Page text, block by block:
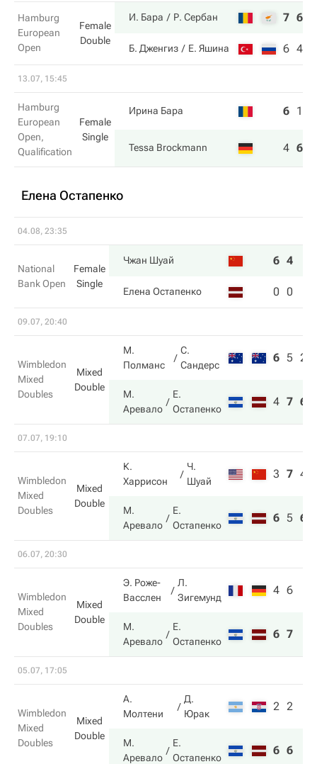
Hamburg
European
Open
Female
Double
И. Бара Р. Сербан 7 6
Б. Дженгиз Е. Яшина 6 4
13.07, 15:45
Hamburg
European
Open,
Qualification
Female
Single
Ирина Бара 6 1
Tessa Brockmann 4 6
Елена Остапенко
04.08, 23:35
National
Bank Open
Female
Single
Чжан Шуай 6 4
Елена Остапенко 0 0
09.07, 20:40
Wimbledon
Mixed
Doubles
Mixed
Double
М.
Полманс
С.
Сандерс
6 5 2
М.
Аревало
Е.
Остапенко
4 7 6
07.07, 19:10
Wimbledon
Mixed
Doubles
Mixed
Double
К.
Харрисон
Ч.
Шуай
3 7 4
М.
Аревало
Е.
Остапенко
6 5 6
06.07, 20:30
Wimbledon
Mixed
Doubles
Mixed
Double
Э. Роже-
Васслен
Л.
Зигемунд
4 6
М.
Аревало
Е.
Остапенко
6 7
05.07, 17:05
Wimbledon
Mixed
Doubles
Mixed
Double
А.
Молтени
Д.
Юрак
2 2
М.
Аревало
Е.
Остапенко
6 6